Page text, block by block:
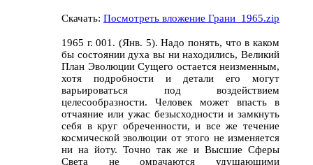
Скачать: Посмотреть вложение Грани_1965.zip
1965 г. 001. (Янв. 5). Надо понять, что в каком
бы состоянии духа вы ни находились, Великий
План Эволюции Сущего остается неизменным,
хотя подробности и детали его могут
варьироваться под воздействием
целесообразности. Человек может впасть в
отчаяние или ужас безысходности и замкнуть
себя в круг обреченности, и все же течение
космической эволюции от этого не изменяется
ни на йоту. Точно так же и Высшие Сферы
Света не омрачаются удушающими